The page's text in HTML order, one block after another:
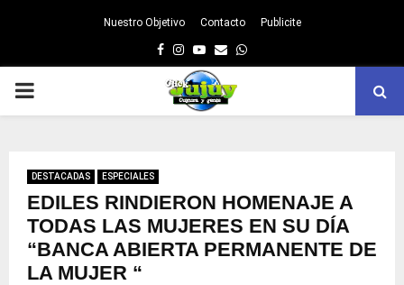
Nuestro Objetivo Contacto Publicite
Facebook
Instagram
Youtube
EmailWhatsapp
PRIMARY
DESTACADAS ESPECIALES
EDILES RINDIERON HOMENAJE A
TODAS LAS MUJERES EN SU DÍA
“BANCA ABIERTA PERMANENTE DE
LA MUJER “